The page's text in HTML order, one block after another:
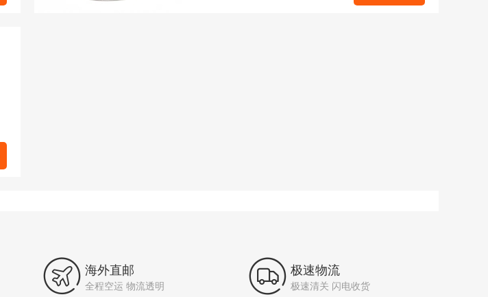
 海外直邮
全程空运 物流透明  极速物流
极速清关 闪电收货